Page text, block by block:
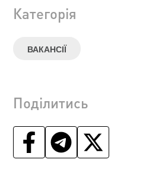
Категорія
ВАКАНСІЇ
Поділитись